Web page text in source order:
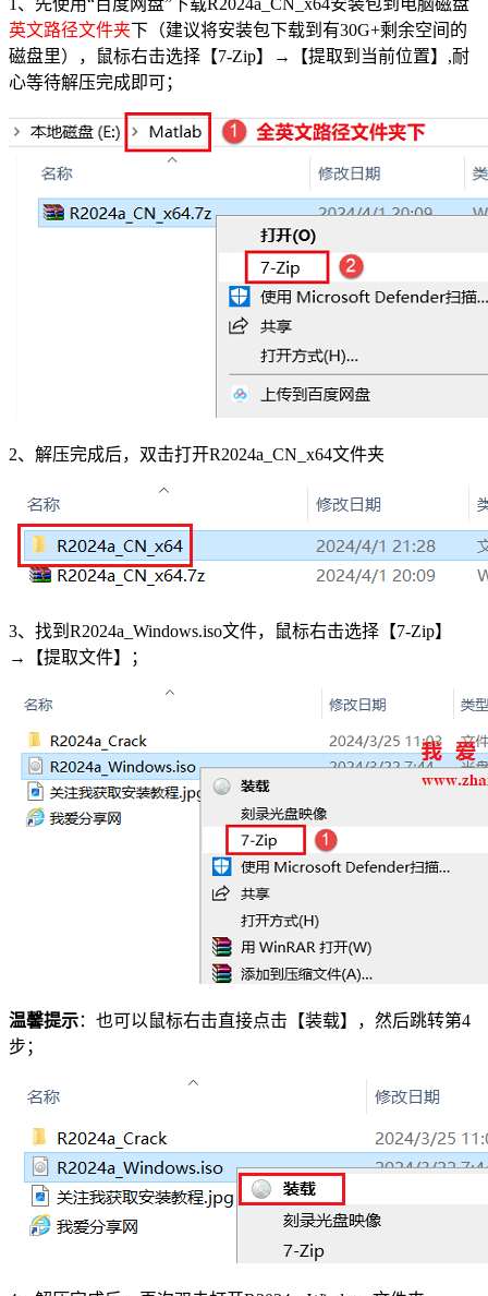
1、先使用“百度网盘”下载R2024a_CN_x64安装包到电脑磁盘
英文路径文件夹下（建议将安装包下载到有30G+剩余空间的
磁盘里），鼠标右击选择【7-Zip】→【提取到当前位置】,耐
心等待解压完成即可；
2、解压完成后，双击打开R2024a_CN_x64文件夹
3、找到R2024a_Windows.iso文件，鼠标右击选择【7-Zip】
→【提取文件】；
温馨提示：也可以鼠标右击直接点击【装载】，然后跳转第4
步；